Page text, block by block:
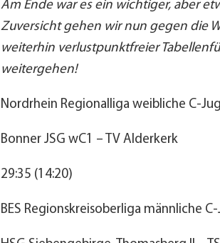
Am Ende war es ein wichtiger, aber
Zuversicht gehen wir nun gegen die
weiterhin verlustpunktfreier
weitergehen!
Nordrhein Regionalliga weibliche C-
Bonner JSG wC1 – TV Alderkerk
29:35 (14:20)
BES Regionskreisoberliga männliche